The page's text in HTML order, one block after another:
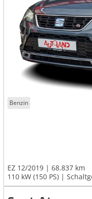
Benzin
EZ 12/2019
68.837 km
110 kW (150 PS)